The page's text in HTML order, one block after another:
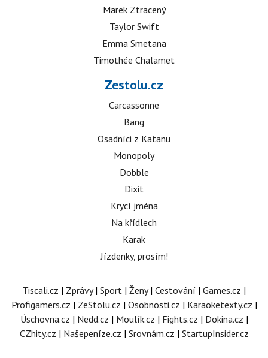
Marek Ztracený
Taylor Swift
Emma Smetana
Timothée Chalamet
Zestolu.cz
Carcassonne
Bang
Osadníci z Katanu
Monopoly
Dobble
Dixit
Krycí jména
Na křídlech
Karak
Jízdenky, prosím!
Tiscali.cz | Zprávy| Sport | Ženy| Cestování | Games.cz |
Profigamers.cz | ZeStolu.cz | Osobnosti.cz | Karaoketexty.cz |
Úschovna.cz | Nedd.cz | Moulík.cz | Fights.cz | Dokina.cz |
CZhity.cz | Našepeníze.cz | Srovnám.cz | StartupInsider.cz